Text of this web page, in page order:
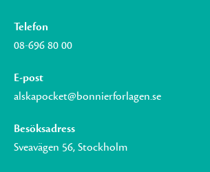
Telefon
08-696 80 00
E-post
alskapocket@bonnierforlagen.se
Besöksadress
Sveavägen 56, Stockholm